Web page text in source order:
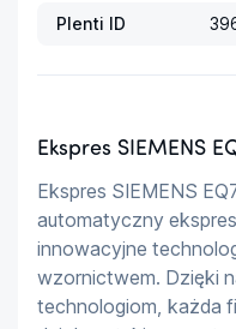
Plenti ID
Ekspres SIEMENS
Ekspres SIEMENS
automatyczny
innowacyjne
wzornictwem. Dzięki
technologiom, każda